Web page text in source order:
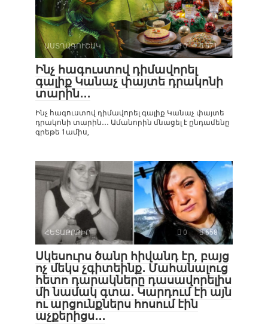
ԱՍՏՂԱԳՈՒՇԱԿ 0 571
Ինչ հագուստով դիմավորել
գալիք Կանաչ փայտե դրակոնի
տարին․․․
Ինչ հագուստով դիմավորել գալիք Կանաչ փայտե
դրակոնի տարին․․․ Ամանորին մնացել է ընդամենը
գրեթե 1ամիս,
ՀԵՏԱՔՐՔԻՐ 0 658
Սկեսուրս ծանր հիվանդ էր, բայց
ոչ մեկս չգիտեինք․ Մահանալուց
հետո դարակները դասավորելիս
մի նամակ գտա․ Կարդում էի այն
ու արցունքներս հոսում էին
աչքերիցս․․․